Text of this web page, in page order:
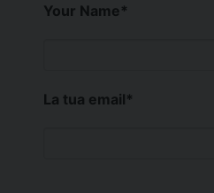
Your Name*
La tua email*